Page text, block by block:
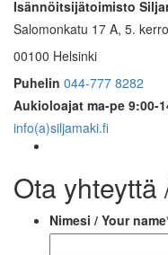
Isännöitsijätoimisto
Salomonkatu 17 A, 5.
00100 Helsinki
Puhelin 044-777 8282
Aukioloajat ma-pe 9:00-
info(a)siljamaki.fi
Ota
Nimesi / Your name